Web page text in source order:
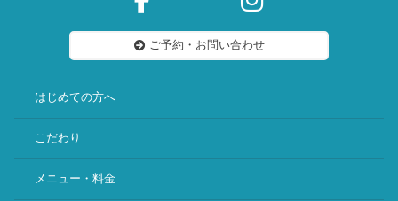
ご予約・お問い合わせ
はじめての方へ
こだわり
メニュー・料金